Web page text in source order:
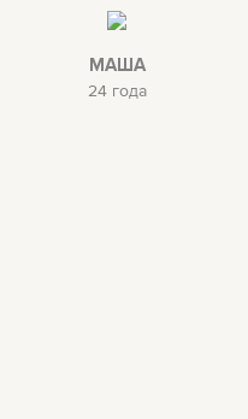
МАША
24 года